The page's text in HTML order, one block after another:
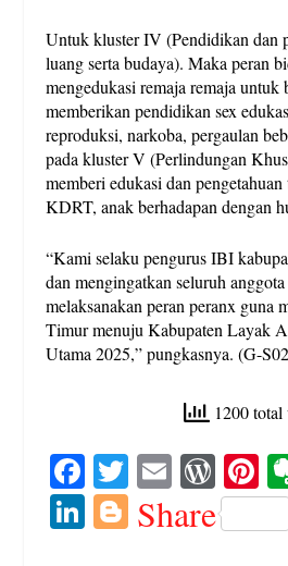
Untuk kluster IV (Pendidikan dan
luang serta budaya). Maka peran
mengedukasi remaja remaja untuk
memberikan pendidikan sex
reproduksi, narkoba, pergaulan
pada kluster V (Perlindungan
memberi edukasi dan
KDRT, anak berhadapan dengan
“Kami selaku pengurus IBI
dan mengingatkan seluruh
melaksanakan peran peranx guna
Timur menuju Kabupaten Layak
Utama 2025,” pungkasnya. (G-
1200
Fa
ce
bo
T
wi
tte
E
m
ail
W
or
d
Pi
nt
er
Li Bl
Share